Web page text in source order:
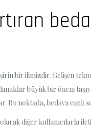
bir ilimizdir. Gelişen
büyük bir önem
Bu noktada, bedava canlı
diğer kullanıcılarla